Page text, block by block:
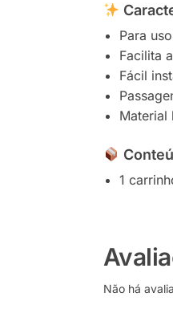
Para
Facilita
Fácil
Material
1
Não há